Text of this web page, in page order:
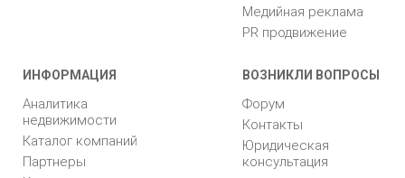
Медийная реклама
PR продвижение
ИНФОРМАЦИЯ
Аналитика
недвижимости
Каталог компаний
Партнеры
ВОЗНИКЛИ ВОПРОСЫ
Форум
Контакты
Юридическая
консультация